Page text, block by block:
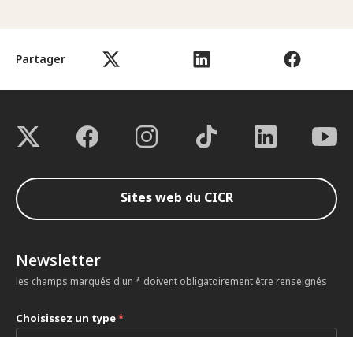
Partager
Sites web du CICR
Newsletter
les champs marqués d'un * doivent obligatoirement être renseignés
Choisissez un type*